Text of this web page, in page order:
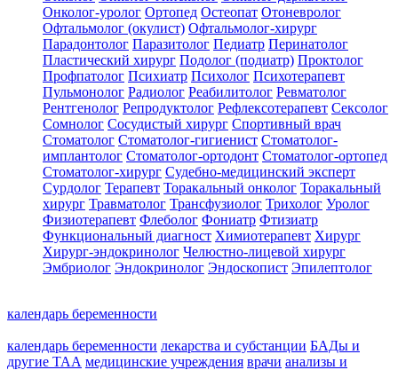
Онколог-уролог Ортопед Остеопат Отоневролог
Офтальмолог (окулист) Офтальмолог-хирург
Парадонтолог Паразитолог Педиатр Перинатолог
Пластический хирург Подолог (подиатр) Проктолог
Профпатолог Психиатр Психолог Психотерапевт
Пульмонолог Радиолог Реабилитолог Ревматолог
Рентгенолог Репродуктолог Рефлексотерапевт Сексолог
Сомнолог Сосудистый хирург Спортивный врач
Стоматолог Стоматолог-гигиенист Стоматолог-
имплантолог Стоматолог-ортодонт Стоматолог-ортопед
Стоматолог-хирург Судебно-медицинский эксперт
Сурдолог Терапевт Торакальный онколог Торакальный
хирург Травматолог Трансфузиолог Трихолог Уролог
Физиотерапевт Флеболог Фониатр Фтизиатр
Функциональный диагност Химиотерапевт Хирург
Хирург-эндокринолог Челюстно-лицевой хирург
Эмбриолог Эндокринолог Эндоскопист Эпилептолог
календарь беременности
календарь беременности лекарства и субстанции БАДы и
другие ТАА медицинские учреждения врачи анализы и